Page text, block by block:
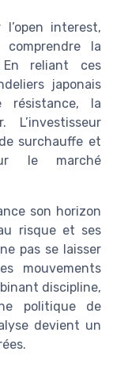
interest,
la
reliant ces
japonais
la
surchauffe et
le marché
son horizon
risque et ses
pas se laisser
mouvements
discipline,
politique de
devient un